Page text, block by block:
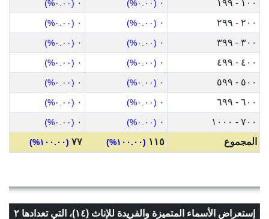
١٠٠ - ١٩٩ ٠ (٠.٠٠%) ٠ (٠.٠٠%)
٢٠٠ - ٢٩٩ ٠ (٠.٠٠%) ٠ (٠.٠٠%)
٣٠٠ - ٣٩٩ ٠ (٠.٠٠%) ٠ (٠.٠٠%)
٤٠٠ - ٤٩٩ ٠ (٠.٠٠%) ٠ (٠.٠٠%)
٥٠٠ - ٥٩٩ ٠ (٠.٠٠%) ٠ (٠.٠٠%)
٦٠٠ - ٦٩٩ ٠ (٠.٠٠%) ٠ (٠.٠٠%)
٧٠٠ - ١٠٠٠ ٠ (٠.٠٠%) ٠ (٠.٠٠%)
المجموع ١١٥ (١٠٠.٠٠%) ٧٧ (١٠٠.٠٠%)
إستعراض الأسماء المتميزة والفريدة للإناث (١٤)، التي تعدادها ٢